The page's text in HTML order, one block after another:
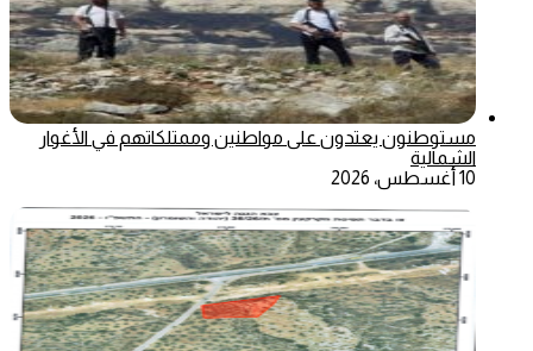
مستوطنون يعتدون على مواطنين وممتلكاتهم في الأغوار
الشمالية
10 أغسطس، 2026